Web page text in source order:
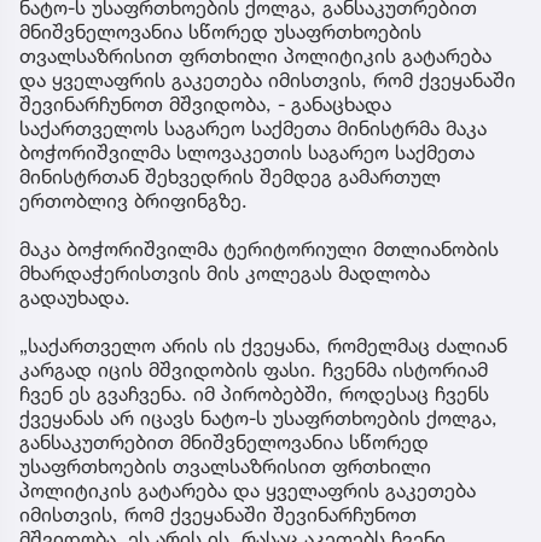
ნატო-ს უსაფრთხოების ქოლგა, განსაკუთრებით
მნიშვნელოვანია სწორედ უსაფრთხოების
თვალსაზრისით ფრთხილი პოლიტიკის გატარება
და ყველაფრის გაკეთება იმისთვის, რომ ქვეყანაში
შევინარჩუნოთ მშვიდობა, - განაცხადა
საქართველოს საგარეო საქმეთა მინისტრმა მაკა
ბოჭორიშვილმა სლოვაკეთის საგარეო საქმეთა
მინისტრთან შეხვედრის შემდეგ გამართულ
ერთობლივ ბრიფინგზე.
მაკა ბოჭორიშვილმა ტერიტორიული მთლიანობის
მხარდაჭერისთვის მის კოლეგას მადლობა
გადაუხადა.
„საქართველო არის ის ქვეყანა, რომელმაც ძალიან
კარგად იცის მშვიდობის ფასი. ჩვენმა ისტორიამ
ჩვენ ეს გვაჩვენა. იმ პირობებში, როდესაც ჩვენს
ქვეყანას არ იცავს ნატო-ს უსაფრთხოების ქოლგა,
განსაკუთრებით მნიშვნელოვანია სწორედ
უსაფრთხოების თვალსაზრისით ფრთხილი
პოლიტიკის გატარება და ყველაფრის გაკეთება
იმისთვის, რომ ქვეყანაში შევინარჩუნოთ